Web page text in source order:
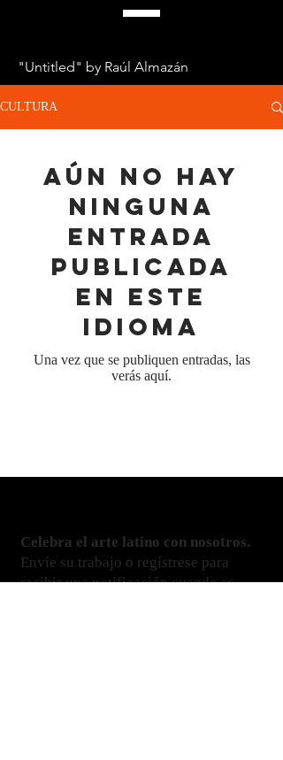
"Untitled" by Raúl Almazán
CULTURA
Aún no hay
ninguna
entrada
publicada
en este
idioma
Una vez que se publiquen entradas, las
verás aquí.
Celebra el arte latino con nosotros.
Envíe su trabajo o regístrese para
recibir una notificación cuando se